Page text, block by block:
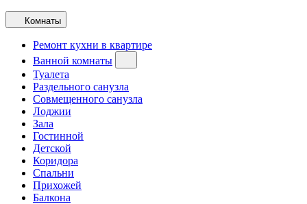
Комнаты
Ремонт кухни в квартире
Ванной комнаты
Туалета
Раздельного санузла
Совмещенного санузла
Лоджии
Зала
Гостинной
Детской
Коридора
Спальни
Прихожей
Балкона